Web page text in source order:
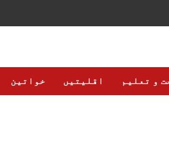
و تعلیم اقلیتیں خواتین